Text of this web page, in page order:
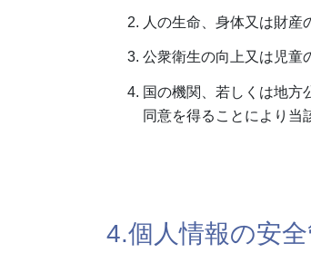
人の生命、身体又は財産
公衆衛生の向上又は児童
国の機関、若しくは地方
同意を得ることにより当
4.個人情報の安